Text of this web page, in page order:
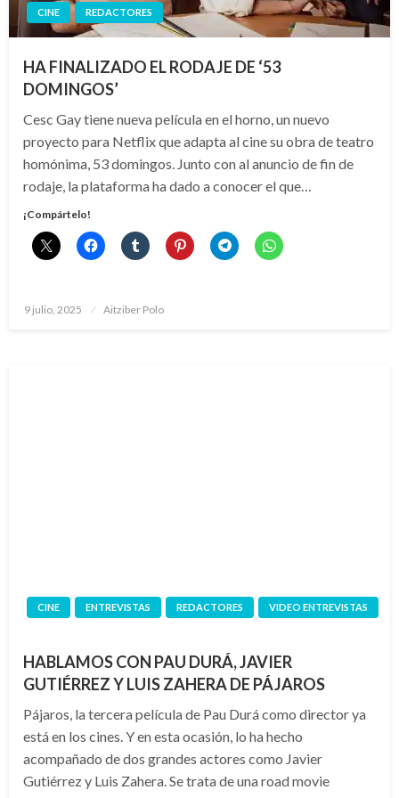
CINE REDACTORES
HA FINALIZADO EL RODAJE DE ‘53
DOMINGOS’
Cesc Gay tiene nueva película en el horno, un nuevo
proyecto para Netflix que adapta al cine su obra de teatro
homónima, 53 domingos. Junto con al anuncio de fin de
rodaje, la plataforma ha dado a conocer el que…
¡Compártelo!
Publicado
9 julio, 2025 Aitziber Polo
CINE ENTREVISTAS REDACTORES VIDEO ENTREVISTAS
HABLAMOS CON PAU DURÁ, JAVIER
GUTIÉRREZ Y LUIS ZAHERA DE PÁJAROS
Pájaros, la tercera película de Pau Durá como director ya
está en los cines. Y en esta ocasión, lo ha hecho
acompañado de dos grandes actores como Javier
Gutiérrez y Luis Zahera. Se trata de una road movie